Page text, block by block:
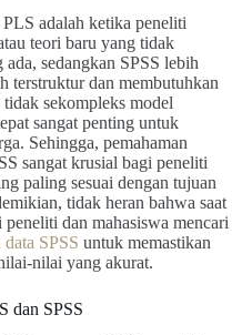
adalah ketika peneliti
teori baru yang tidak
sedangkan SPSS lebih
terstruktur dan membutuhkan
sekompleks model
sangat penting untuk
Sehingga, pemahaman
sangat krusial bagi peneliti
paling sesuai dengan tujuan
tidak heran bahwa saat
dan mahasiswa mencari
data SPSS untuk memastikan
nilai yang akurat.
dan SPSS